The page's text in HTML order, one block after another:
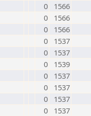
0
1566
0
1566
0
1566
0
1537
0
1537
0
1539
0
1537
0
1537
0
1537
0
1537